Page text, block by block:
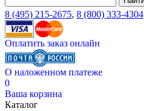
8 (495) 215-2675, 8 (800) 333-4304
Оплатить заказ онлайн
О наложенном платеже
0
Ваша корзина
Каталог